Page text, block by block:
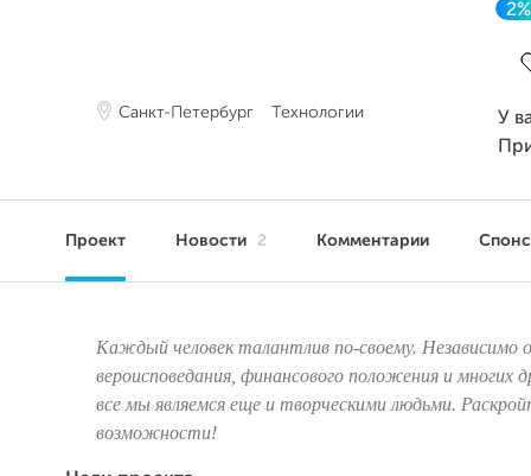
Санкт-Петербург Технологии
2%
У
Проект Новости 2 Комментарии
Каждый человек талантлив по-своему. Независимо
вероисповедания, финансового положения и многих
все мы являемся еще и творческими людьми.
возможности!